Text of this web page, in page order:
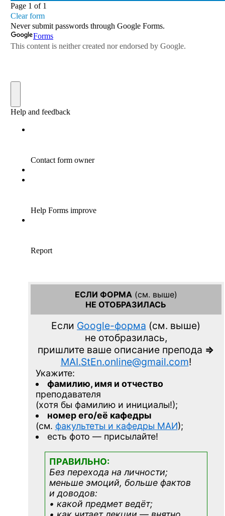
ЕСЛИ ФОРМА (см. выше)
НЕ ОТОБРАЗИЛАСЬ
Если Google-форма (см. выше)
не отобразилась,
пришлите ваше описание препода =>
MAI.StEn.online@gmail.com!
Укажите:
фамилию, имя и отчество
преподавателя
(хотя бы фамилию и инициалы!);
номер его/её кафедры
(см. факультеты и кафедры МАИ);
есть фото — присылайте!
ПРАВИЛЬНО:
Без перехода на личности;
меньше эмоций, больше фактов
и доводов:
• какой предмет ведёт;